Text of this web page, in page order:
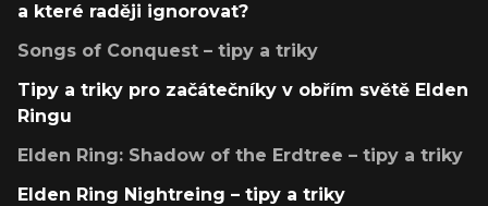
a které raději ignorovat?
Songs of Conquest – tipy a triky
Tipy a triky pro začátečníky v obřím světě Elden
Ringu
Elden Ring: Shadow of the Erdtree – tipy a triky
Elden Ring Nightreing – tipy a triky